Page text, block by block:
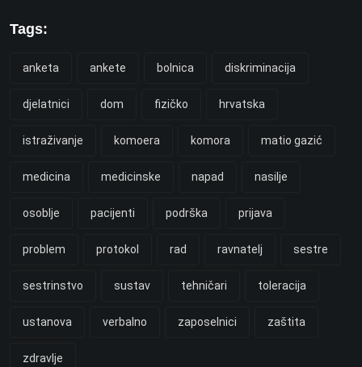
Tags:
anketa ankete bolnica diskriminacija
djelatnici dom fizičko hrvatska
istraživanje komoera komora matio gazić
medicina medicinske napad nasilje
osoblje pacijenti podrška prijava
problem protokol rad ravnatelj sestre
sestrinstvo sustav tehničari toleracija
ustanova verbalno zaposelnici zaštita
zdravlje